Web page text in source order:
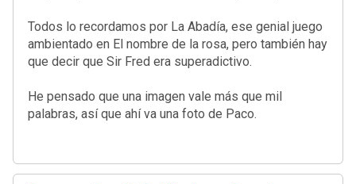
Todos lo recordamos por La Abadía, ese genial juego
ambientado en El nombre de la rosa, pero también hay
que decir que Sir Fred era superadictivo.
He pensado que una imagen vale más que mil
palabras, así que ahí va una foto de Paco.